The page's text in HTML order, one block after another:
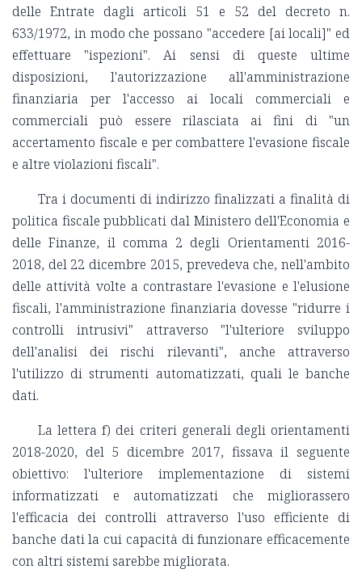
delle Entrate dagli articoli 51 e 52 del decreto n.
633/1972, in modo che possano "accedere [ai locali]" ed
effettuare "ispezioni". Ai sensi di queste ultime
disposizioni, l'autorizzazione all'amministrazione
finanziaria per l'accesso ai locali commerciali e
commerciali può essere rilasciata ai fini di "un
accertamento fiscale e per combattere l'evasione fiscale
e altre violazioni fiscali".
Tra i documenti di indirizzo finalizzati a finalità di
politica fiscale pubblicati dal Ministero dell'Economia e
delle Finanze, il comma 2 degli Orientamenti 2016-
2018, del 22 dicembre 2015, prevedeva che, nell'ambito
delle attività volte a contrastare l'evasione e l'elusione
fiscali, l'amministrazione finanziaria dovesse "ridurre i
controlli intrusivi" attraverso "l'ulteriore sviluppo
dell'analisi dei rischi rilevanti", anche attraverso
l'utilizzo di strumenti automatizzati, quali le banche
dati.
La lettera f) dei criteri generali degli orientamenti
2018-2020, del 5 dicembre 2017, fissava il seguente
obiettivo: l'ulteriore implementazione di sistemi
informatizzati e automatizzati che migliorassero
l'efficacia dei controlli attraverso l'uso efficiente di
banche dati la cui capacità di funzionare efficacemente
con altri sistemi sarebbe migliorata.